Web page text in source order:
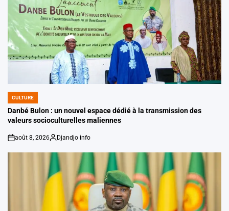
POSTED
IN
CULTURE
Danbé Bulon : un nouvel espace dédié à la transmission des
valeurs socioculturelles maliennes
on
août 8, 2026
Posted
Djandjo info